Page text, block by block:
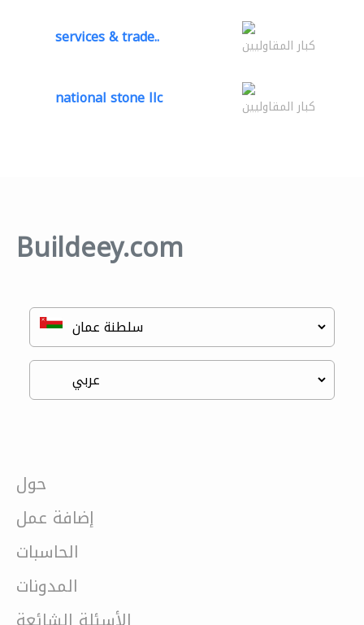
services & trade.. كبار المقاوليين
national stone llc كبار المقاوليين
Buildeey.com
حول
إضافة عمل
الحاسبات
المدونات